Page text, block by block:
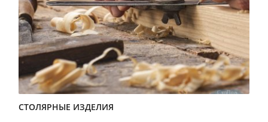
СТОЛЯРНЫЕ ИЗДЕЛИЯ